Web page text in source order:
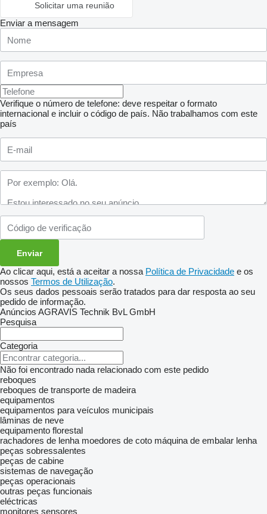
Solicitar uma reunião
Enviar a mensagem
Verifique o número de telefone: deve respeitar o formato
internacional e incluir o código de país. Não trabalhamos com este
país
Ao clicar aqui, está a aceitar a nossa Política de Privacidade e os
nossos Termos de Utilização.
Os seus dados pessoais serão tratados para dar resposta ao seu
pedido de informação.
Anúncios AGRAVIS Technik BvL GmbH
Pesquisa
Categoria
Não foi encontrado nada relacionado com este pedido
reboques
reboques de transporte de madeira
equipamentos
equipamentos para veículos municipais
lâminas de neve
equipamento florestal
rachadores de lenha moedores de coto máquina de embalar lenha
peças sobressalentes
peças de cabine
sistemas de navegação
peças operacionais
outras peças funcionais
eléctricas
monitores sensores